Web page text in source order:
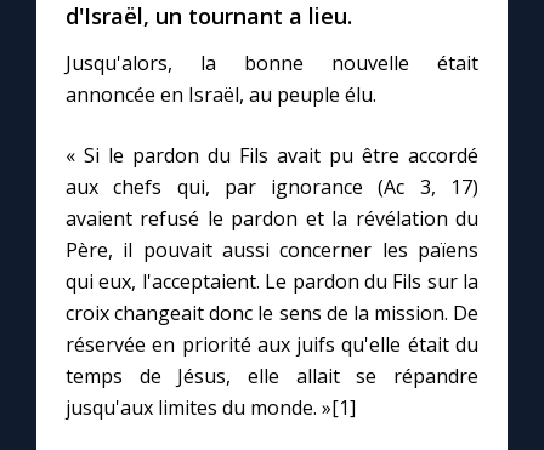
Contact
Faire un don
Marie de Nazareth
d'Israël, un tournant a lieu.
Jusqu'alors, la bonne nouvelle était
annoncée en Israël, au peuple élu.
« Si le pardon du Fils avait pu être accordé
aux chefs qui, par ignorance (Ac 3, 17)
avaient refusé le pardon et la révélation du
Père, il pouvait aussi concerner les païens
qui eux, l'acceptaient. Le pardon du Fils sur la
croix changeait donc le sens de la mission. De
réservée en priorité aux juifs qu'elle était du
temps de Jésus, elle allait se répandre
jusqu'aux limites du monde. »[1]